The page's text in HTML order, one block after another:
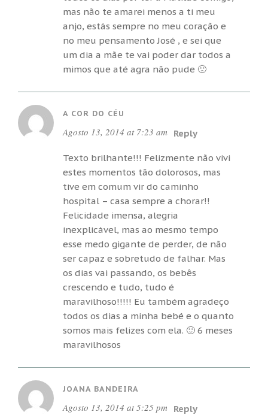
mas não te amarei menos a ti meu
anjo, estás sempre no meu coração e
no meu pensamento José , e sei que
um dia a mãe te vai poder dar todos a
mimos que até agra não pude 🙁
A COR DO CÉU
Agosto 13, 2014 at 7:23 am Reply
Texto brilhante!!! Felizmente não vivi
estes momentos tão dolorosos, mas
tive em comum vir do caminho
hospital – casa sempre a chorar!!
Felicidade imensa, alegria
inexplicável, mas ao mesmo tempo
esse medo gigante de perder, de não
ser capaz e sobretudo de falhar. Mas
os dias vai passando, os bebês
crescendo e tudo, tudo é
maravilhoso!!!!! Eu também agradeço
todos os dias a minha bebé e o quanto
somos mais felizes com ela. 🙂 6 meses
maravilhosos
JOANA BANDEIRA
Agosto 13, 2014 at 5:25 pm Reply